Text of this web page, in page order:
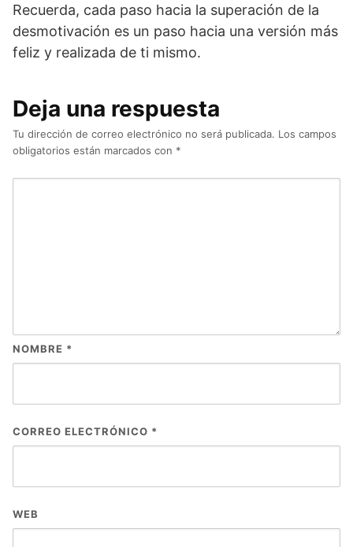
Recuerda, cada paso hacia la superación de la
desmotivación es un paso hacia una versión más
feliz y realizada de ti mismo.
Deja una respuesta
Tu dirección de correo electrónico no será publicada. Los campos
obligatorios están marcados con *
NOMBRE *
CORREO ELECTRÓNICO *
WEB